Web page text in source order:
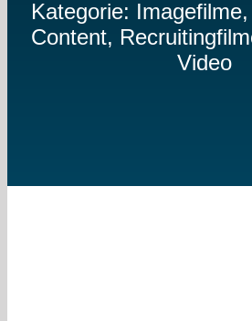
Kategorie:
Content,
Video